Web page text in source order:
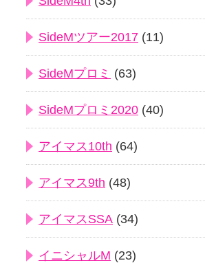
SideMツアー2017 (11)
SideMプロミ (63)
SideMプロミ2020 (40)
アイマス10th (64)
アイマス9th (48)
アイマスSSA (34)
イニシャルM (23)